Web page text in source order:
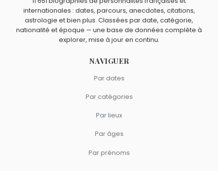
Heinrich HimmleretMohandas Karamchand Gandhi
sont du signe Balance.
internationales : dates, parcours, anecdotes, citations,
astrologie et bien plus. Classées par date, catégorie,
nationalité et époque — une base de données complète à
explorer, mise à jour en continu.
NAVIGUER
Par dates
Par catégories
Par lieux
Par âges
Par prénoms